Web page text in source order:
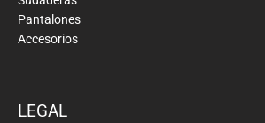
Pantalones
Accesorios
LEGAL